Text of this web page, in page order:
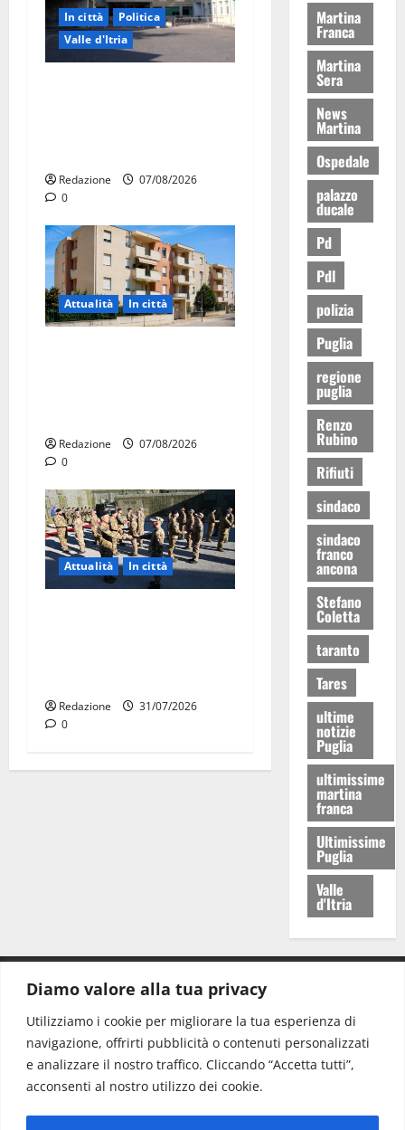
Diamo valore alla tua privacy
Utilizziamo i cookie per migliorare la tua esperienza di
navigazione, offrirti pubblicità o contenuti personalizzati
e analizzare il nostro traffico. Cliccando “Accetta tutti”,
acconsenti al nostro utilizzo dei cookie.
In città
Politica
Valle d'Itria
Redazione
07/08/2026
0
Attualità In città
Redazione
07/08/2026
0
Attualità In città
Redazione
31/07/2026
0
Martina
Franca
Martina
Sera
News
Martina
Ospedale
palazzo
ducale
Pd
Pdl
polizia
Puglia
regione
puglia
Renzo
Rubino
Rifiuti
sindaco
sindaco
franco
ancona
Stefano
Coletta
taranto
Tares
ultime
notizie
Puglia
ultimissime
martina
franca
Ultimissime
Puglia
Valle
d'Itria
Redazione: redazione@www.martinasera.it
Direttore:direttore@www.martinasera.it
Info & Commerciale:info@www.martinasera.it